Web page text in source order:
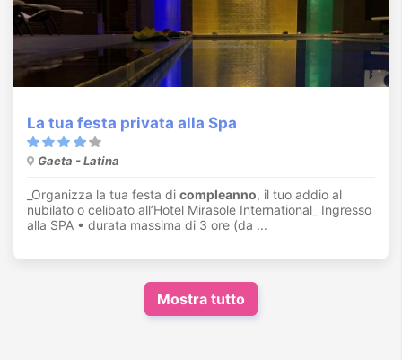
La tua festa privata alla Spa
Gaeta - Latina
_Organizza la tua festa di compleanno, il tuo addio al
nubilato o celibato all’Hotel Mirasole International_ Ingresso
alla SPA • durata massima di 3 ore (da ...
Mostra tutto